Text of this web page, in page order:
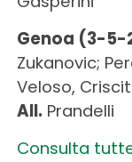
Genoa (3-5-
Zukanovic;
Veloso,
All. Prandelli
Consulta